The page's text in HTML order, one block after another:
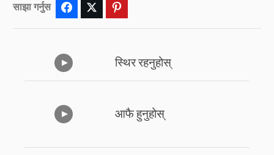
साझा गर्नुस Facebook Twitter
स्थिर रहनुहोस्
आफै हुनुहोस्